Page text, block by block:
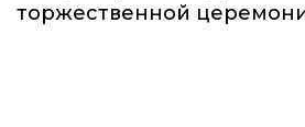
торжественной